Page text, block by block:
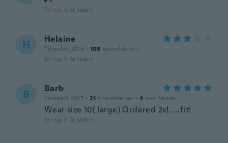
for ca. 5 år siden
H Helaine
Tilmeldt 2018 · 108 anmeldelser
for ca. 5 år siden
B Barb
Tilmeldt 2017 · 21 anmeldelser · 4 overførsler
Wear size 10( large) Ordered 2xl.....fit!
for ca. 5 år siden